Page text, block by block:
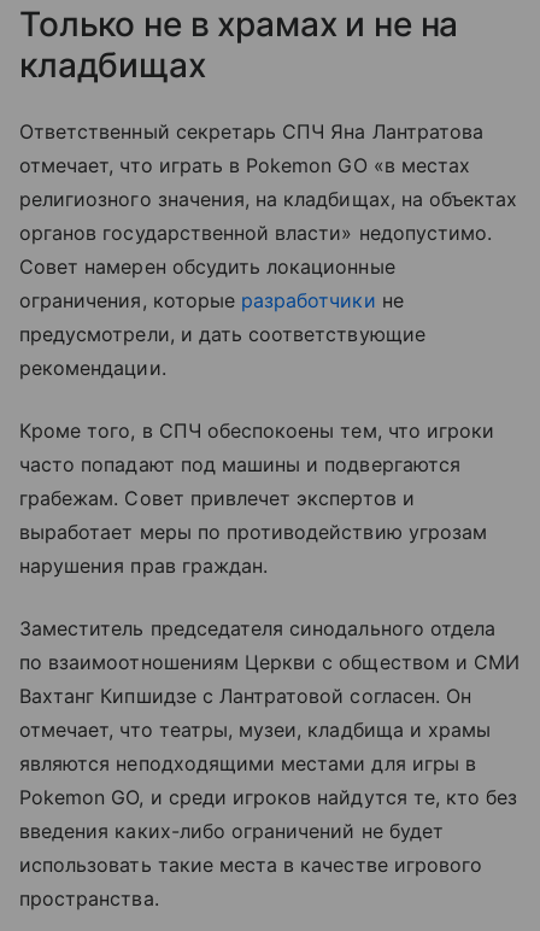
Только не в храмах и не на
кладбищах
Ответственный секретарь СПЧ Яна Лантратова
отмечает, что играть в Pokemon GO «в местах
религиозного значения, на кладбищах, на объектах
органов государственной власти» недопустимо.
Совет намерен обсудить локационные
ограничения, которые разработчики не
предусмотрели, и дать соответствующие
рекомендации.
Кроме того, в СПЧ обеспокоены тем, что игроки
часто попадают под машины и подвергаются
грабежам. Совет привлечет экспертов и
выработает меры по противодействию угрозам
нарушения прав граждан.
Заместитель председателя синодального отдела
по взаимоотношениям Церкви с обществом и СМИ
Вахтанг Кипшидзе с Лантратовой согласен. Он
отмечает, что театры, музеи, кладбища и храмы
являются неподходящими местами для игры в
Pokemon GO, и среди игроков найдутся те, кто без
введения каких-либо ограничений не будет
использовать такие места в качестве игрового
пространства.